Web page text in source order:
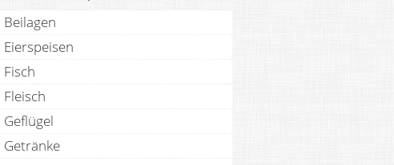
Beilagen
Eierspeisen
Fisch
Fleisch
Geflügel
Getränke